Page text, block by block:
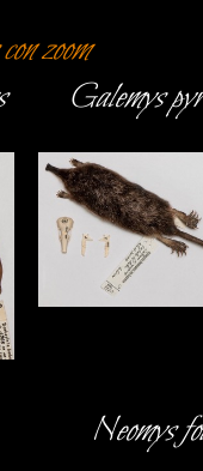
zoom
Galemys
Neomys